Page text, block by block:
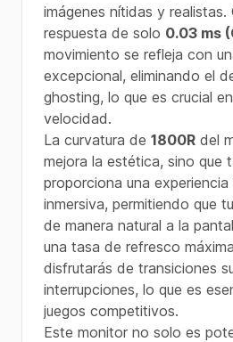
imágenes nítidas y
respuesta de solo 0.03 ms
movimiento se refleja con
excepcional, eliminando el
ghosting, lo que es crucial
velocidad.
La curvatura de 1800R del
mejora la estética, sino que
proporciona una experiencia
inmersiva, permitiendo que
de manera natural a la
una tasa de refresco
disfrutarás de transiciones
interrupciones, lo que es
juegos competitivos.
Este monitor no solo es